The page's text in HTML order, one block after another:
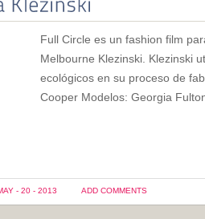
Full Circle es un fashion film
Melbourne Klezinski. Klezinski
ecológicos en su proceso de
Cooper Modelos: Georgia
- 20 - 2013 ADD COMMENTS